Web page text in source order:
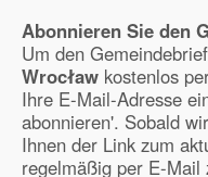
Abonnieren Sie den
Um den
Wrocław kostenlos
Ihre E-Mail-Adresse
abonnieren'. Sobald
Ihnen der Link zum
regelmäßig per E-Mail